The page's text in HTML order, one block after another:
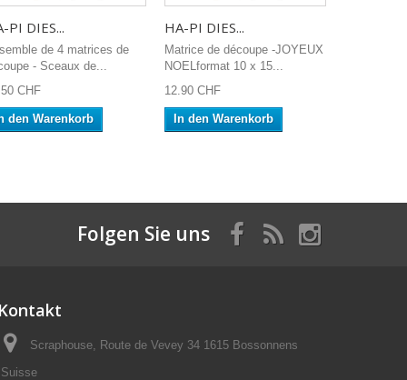
PI DIES...
de 4 matrices de
- Sceaux de...
CHF
den Warenkorb
HA-PI DIES...
Matrice de découpe -JOYEUX
NOELformat 10 x 15...
12.90 CHF
In den Warenkorb
Folgen Sie uns
Kontakt
Scraphouse, Route de Vevey 34 1615 Bossonnens
Suisse